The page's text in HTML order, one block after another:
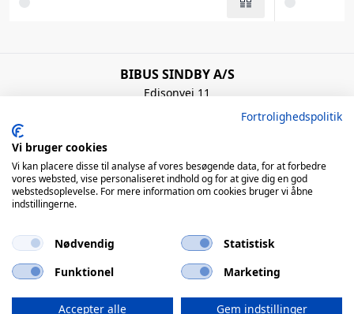
BIBUS SINDBY A/S
Edisonvej 11
Åbningstider
Man – Tors: 8:00 – 16:00 / Fre: 8:00 – 15:00
QUICK LINKS
© 2026 BIBUS, all rights reserved
Fortrolighedspolitik
Vi bruger cookies
Vi kan placere disse til analyse af vores besøgende data, for at forbedre
vores websted, vise personaliseret indhold og for at give dig en god
webstedsoplevelse. For mere information om cookies bruger vi åbne
indstillingerne.
Nødvendig
Statistisk
Funktionel
Marketing
Accepter alle Gem indstillinger